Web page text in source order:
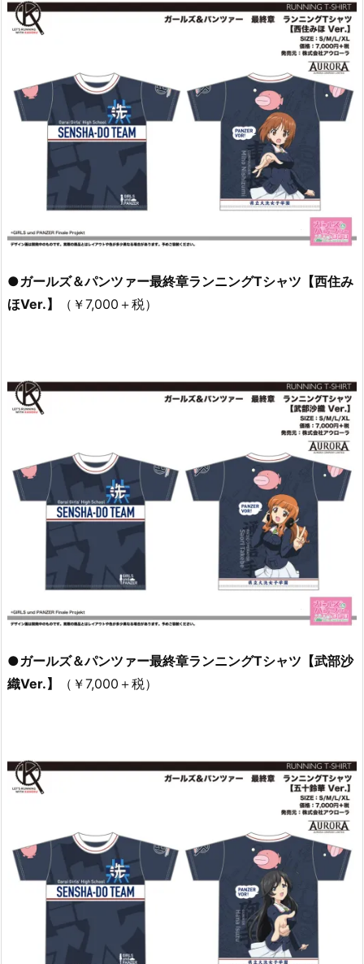
●ガールズ＆パンツァー最終章ランニングTシャツ【西住み
ほVer.】
（￥7,000＋税）
●ガールズ＆パンツァー最終章ランニングTシャツ【武部沙
織Ver.】
（￥7,000＋税）